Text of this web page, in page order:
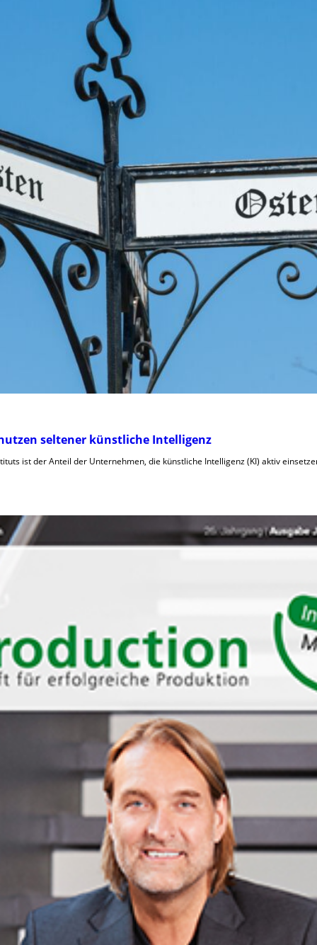
seltener künstliche Intelligenz
ist der Anteil der Unternehmen, die künstliche Intelligenz (KI) aktiv